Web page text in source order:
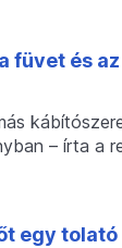
füvet és
– írta a
egy